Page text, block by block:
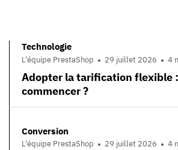
Technologie
L'équipe PrestaShop 29 juillet 2026 4
Adopter la tarification flexible
commencer ?
Conversion
L'équipe PrestaShop 29 juillet 2026 4